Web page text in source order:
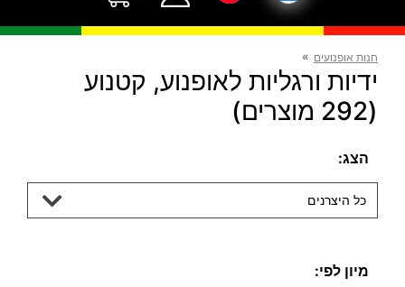
חנות אופנועים »
ידיות ורגליות לאופנוע, קטנוע
(292 מוצרים)
הצג:
כל היצרנים
מיון לפי: